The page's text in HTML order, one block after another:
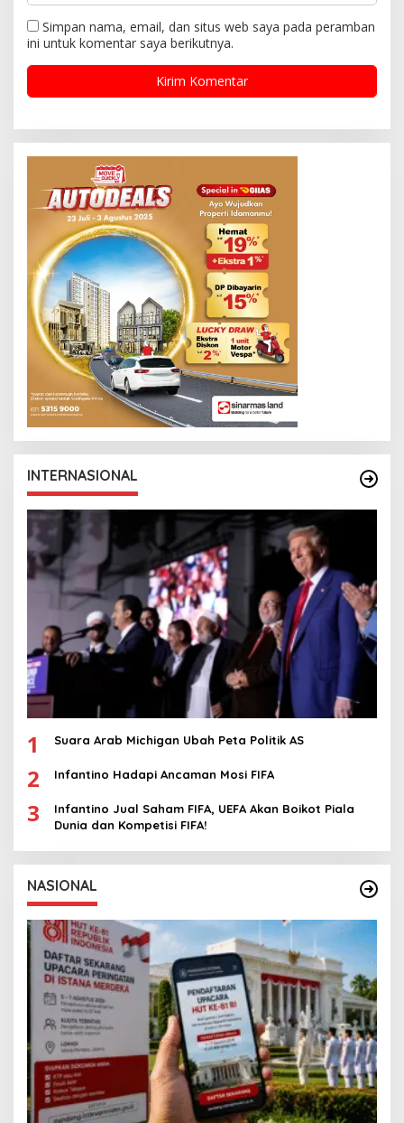
Simpan nama, email, dan situs web saya pada peramban
ini untuk komentar saya berikutnya.
INTERNASIONAL
1 Suara Arab Michigan Ubah Peta Politik AS
2 Infantino Hadapi Ancaman Mosi FIFA
3
Infantino Jual Saham FIFA, UEFA Akan Boikot Piala
Dunia dan Kompetisi FIFA!
NASIONAL